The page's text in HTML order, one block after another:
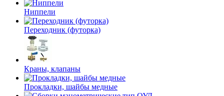
Ниппели
Переходник (футорка)
Краны, клапаны
Прокладки, шайбы медные